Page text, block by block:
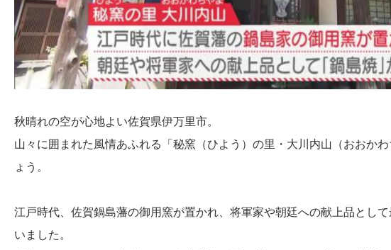
秋晴れの空が心地よい佐賀県伊万里市。
山々に囲まれた風情あふれる「秘窯（ひよう）の里・大川内山（おおか
ょう。
江戸時代、佐賀鍋島藩の御用窯が置かれ、将軍家や朝廷への献上品とし
いました。